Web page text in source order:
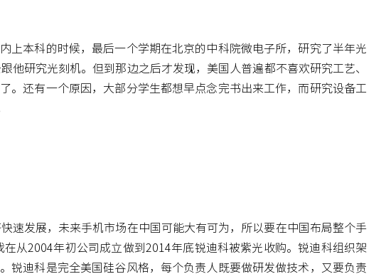
上本科的时候，最后一个学期在北京的中科院微电子所，研究了半年光
研究光刻机。但到那边之后才发现，美国人普遍都不喜欢研究工艺、
。还有一个原因，大部分学生都想早点念完书出来工作，而研究设备工
速发展，未来手机市场在中国可能大有可为，所以要在中国布局整个手
从2004年初公司成立做到2014年底锐迪科被紫光收购。锐迪科组织架
锐迪科是完全美国硅谷风格，每个负责人既要做研发做技术，又要负责